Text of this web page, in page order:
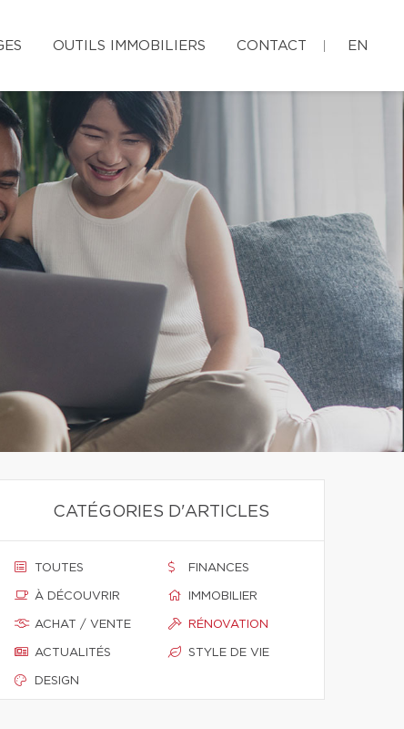
OUTILS IMMOBILIERS CONTACT EN
CATÉGORIES D'ARTICLES
TOUTES
À DÉCOUVRIR
ACHAT / VENTE
ACTUALITÉS
DESIGN
FINANCES
IMMOBILIER
RÉNOVATION
STYLE DE VIE